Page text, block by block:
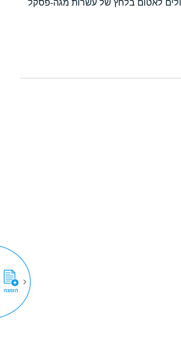
לאטום בלחץ של עשרות מגה-פסקל
הזמנה